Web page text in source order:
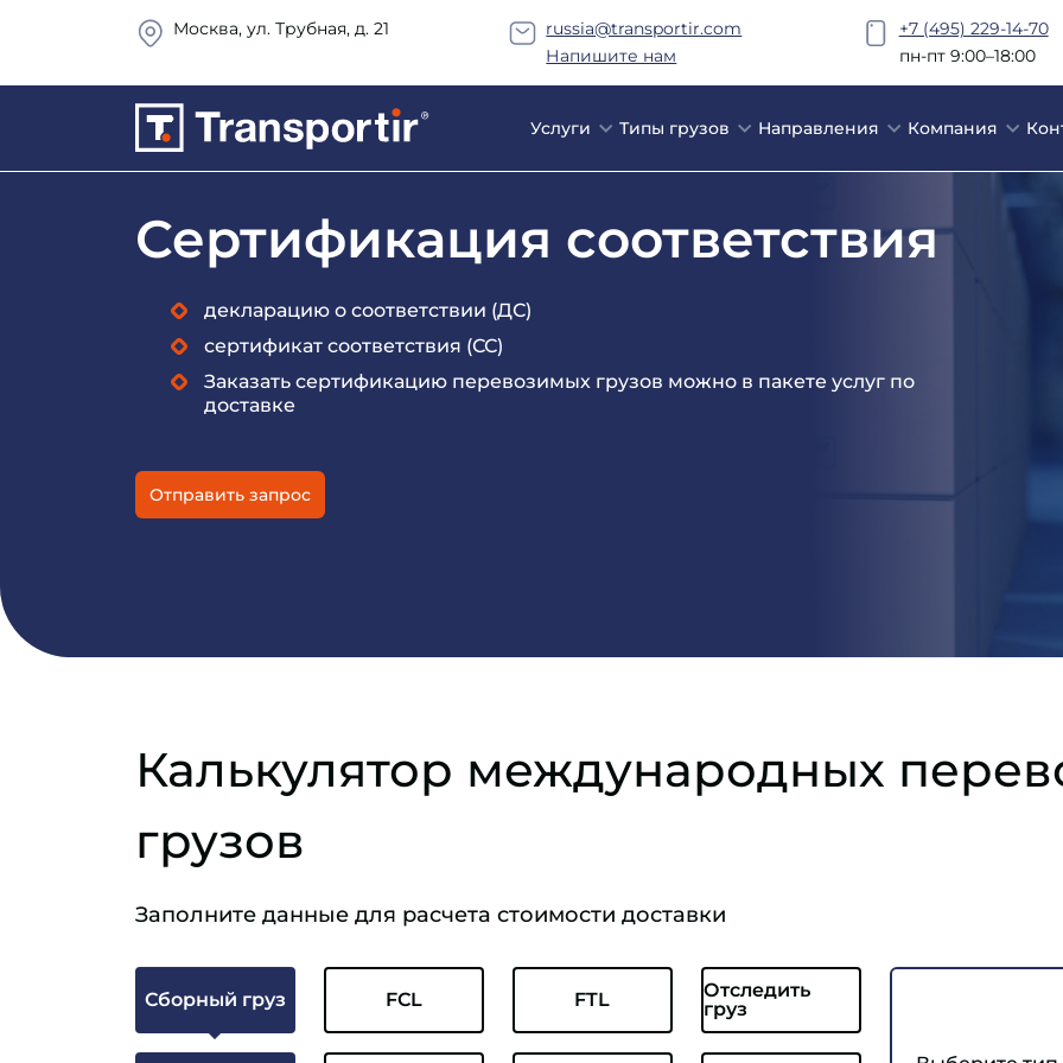
Москва, ул. Трубная, д. 21
russia@transportir.com
Напишите нам
+7 (495) 229-14-70
пн-пт 9:00–18:00
Услуги Типы грузов Направления Компания
Сертификация соответствия
декларацию о соответствии (ДС)
сертификат соответствия (СС)
Заказать сертификацию перевозимых грузов можно в пакете услуг по
доставке
Отправить запрос
Калькулятор международных
грузов
Заполните данные для расчета стоимости доставки
Сборный груз FCL FTL
Отследить
груз